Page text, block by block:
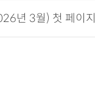
년 3월) 첫 페이지